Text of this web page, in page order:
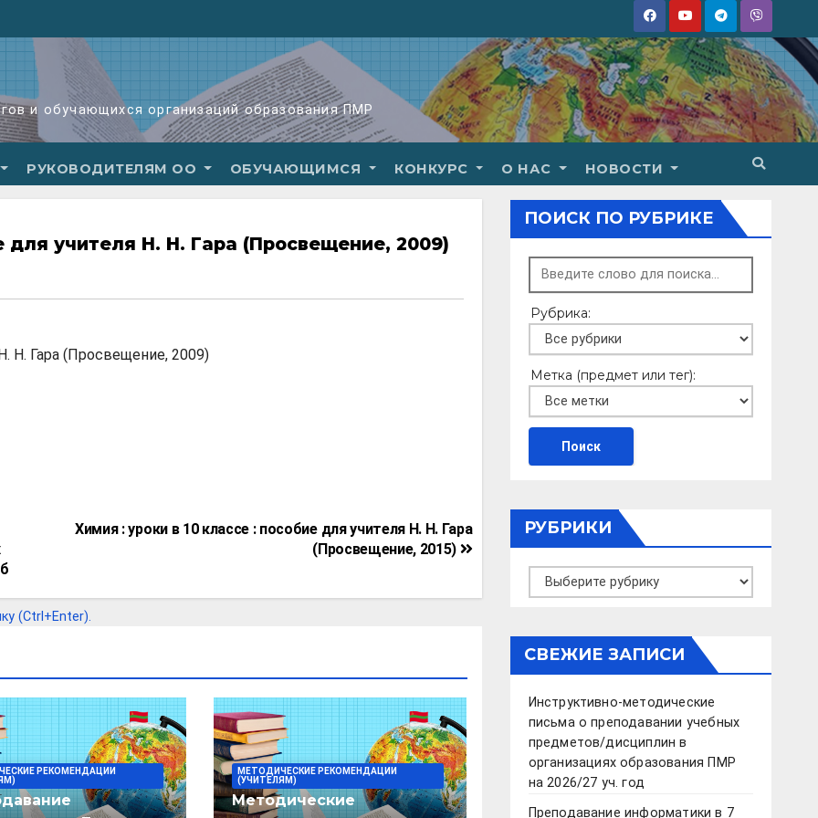
и обучающихся организаций образования ПМР
РУКОВОДИТЕЛЯМ ОО ОБУЧАЮЩИМСЯ КОНКУРС О НАС НОВОСТИ
для учителя Н. Н. Гара (Просвещение, 2009)
Н. Гара (Просвещение, 2009)
Химия : уроки в 10 классе : пособие для учителя Н. Н. Гара
(Просвещение, 2015)
(Ctrl+Enter).
РЕКОМЕНДАЦИИ
МЕТОДИЧЕСКИЕ РЕКОМЕНДАЦИИ
(УЧИТЕЛЯМ)
Методические
ПОИСК ПО РУБРИКЕ
Рубрика:
Метка (предмет или тег):
РУБРИКИ
Рубрики
СВЕЖИЕ ЗАПИСИ
Инструктивно-методические
письма о преподавании учебных
предметов/дисциплин в
организациях образования ПМР
на 2026/27 уч. год
Преподавание информатики в 7